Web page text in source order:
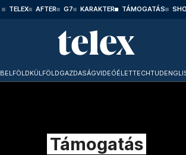
TELEX AFTER G7 KARAKTER TÁMOGATÁS
BELFÖLDKÜLFÖLDGAZDASÁGVIDEÓÉLETTECHTUD
Támogatás